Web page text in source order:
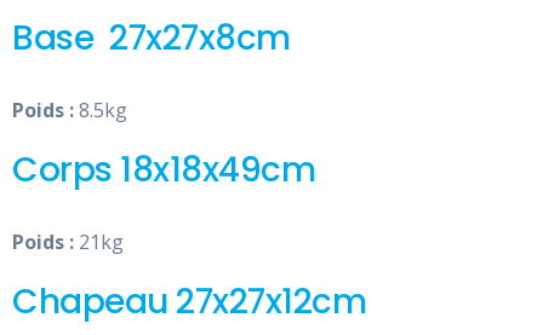
Base 27x27x8cm
Poids :8.5kg
Corps 18x18x49cm
Poids : 21kg
Chapeau 27x27x12cm